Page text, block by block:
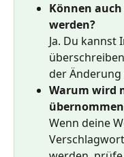
Können
werden?
Ja. Du kannst
der
Warum wird
Wenn deine